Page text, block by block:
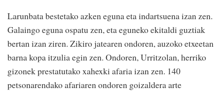
Larunbata bestetako azken eguna eta indartsuena izan zen.
Galaingo eguna ospatu zen, eta eguneko ekitaldi guztiak
bertan izan ziren. Zikiro jatearen ondoren, auzoko etxeetan
barna kopa itzulia egin zen. Ondoren, Urritzolan, herriko
gizonek prestatutako xahexki afaria izan zen. 140
petsonarendako afariaren ondoren goizaldera arte